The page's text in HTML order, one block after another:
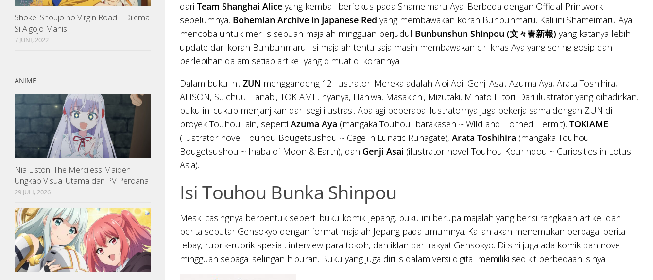
dari Team Shanghai Alice yang kembali berfokus pada Shameimaru Aya. Berbeda dengan Official Printwork
sebelumnya, Bohemian Archive in Japanese Red yang membawakan koran Bunbunmaru. Kali ini Shameimaru Aya
mencoba untuk merilis sebuah majalah mingguan berjudul Bunbunshun Shinpou (文々春新報) yang katanya lebih
update dari koran Bunbunmaru. Isi majalah tentu saja masih membawakan ciri khas Aya yang sering gosip dan
berlebihan dalam setiap artikel yang dimuat di korannya.
Dalam buku ini, ZUN menggandeng 12 ilustrator. Mereka adalah Aioi Aoi, Genji Asai, Azuma Aya, Arata Toshihira,
ALISON, Suichuu Hanabi, TOKIAME, nyanya, Haniwa, Masakichi, Mizutaki, Minato Hitori. Dari ilustrator yang dihadirkan,
buku ini cukup menjanjikan dari segi ilustrasi. Apalagi beberapa ilustratornya juga bekerja sama dengan ZUN di
proyek Touhou lain, seperti Azuma Aya (mangaka Touhou Ibarakasen ~ Wild and Horned Hermit), TOKIAME
(ilustrator novel Touhou Bougetsushou ~ Cage in Lunatic Runagate), Arata Toshihira (mangaka Touhou
Bougetsushou ~ Inaba of Moon & Earth), dan Genji Asai (ilustrator novel Touhou Kourindou ~ Curiosities in Lotus
Asia).
Isi Touhou Bunka Shinpou
Meski casingnya berbentuk seperti buku komik Jepang, buku ini berupa majalah yang berisi rangkaian artikel dan
berita seputar Gensokyo dengan format majalah Jepang pada umumnya. Kalian akan menemukan berbagai berita
lebay, rubrik-rubrik spesial, interview para tokoh, dan iklan dari rakyat Gensokyo. Di sini juga ada komik dan novel
mingguan sebagai selingan hiburan. Buku yang juga dirilis dalam versi digital memiliki sedikit perbedaan isinya.
Shokei Shoujo no Virgin Road – Dilema
Si Algojo Manis
7 JUNI, 2022
ANIME
Nia Liston: The Merciless Maiden
Ungkap Visual Utama dan PV Perdana
29 JULI, 2026